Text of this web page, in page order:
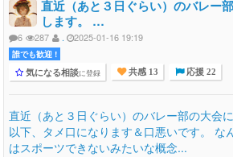
直近（あと３日ぐらい）のバレー
します。 …
6 287 . 2025-01-16 19:19
誰でも歓迎 !
気になる相談に登録 共感 13 応援 22
直近（あと３日ぐらい）のバレー部の大会
以下、タメ口になります＆口悪いです。 な
はスポーツできないみたいな概念...